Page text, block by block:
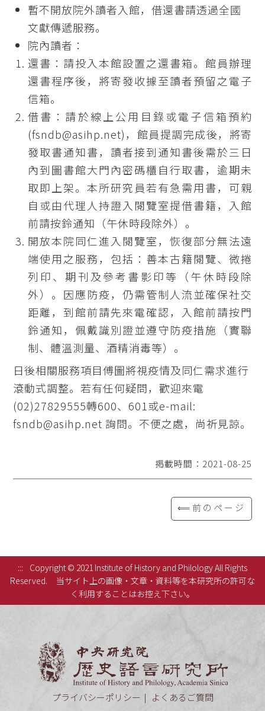
暫不開放院外讀者入館，借還書請透過全國
文獻傳遞服務。
院內讀者：
還書：請投入本館設置之還書箱。館員辦理
還書程序後，將寄發收據至讀者預留之電子
信箱。
借書：請於線上公用目錄或電子信箱預約
(fsndb@asihp.net)，館員提調完成後，將寄
發取書通知書，讀者接到通知書後需於三日
內到圖書館大門內密碼櫃自行取書，逾期未
取即上架。本所研究員若有急需用書，可親
自或由代理人持證入閱覽室提借書籍，入館
前請按鈴通知（午休時段除外）。
開放本院同仁進入閱覽室，恢復部分無法遠
端使用之服務，包括：善本古籍閱覽、微捲
列印、期刊及參考書影印等（午休時段除
外）。因應防疫，仍需管制人流並確保社交
距離，到館前請先來電確認，入館前請按門
鈴通知，佩戴識別證並遵守防疫措施（實聯
制、體溫測量、酒精消毒等）。
日後相關服務項目傅圖將視疫情及同仁需求進行
滾動式調整。若有任何疑問，歡迎來電
(02)27829555轉600、601或e-mail:
fsndb@asihp.net 詢問。不便之處，尚祈見諒。
掲載時間：2021-08-25
⟸前のページ
:::
Copyright © 2021 Institute of History and Philology All Rights
Reserved.
当サイト上の画像・文章・資料等を本研究所の許可な
く利用することはお控え下さい。
プライバシーポリシー よくあるご質問